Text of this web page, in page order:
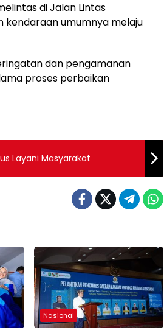
di Jalan Lintas
kendaraan umumnya melaju
dan pengamanan
proses perbaikan
Layani Masyarakat
Nasional